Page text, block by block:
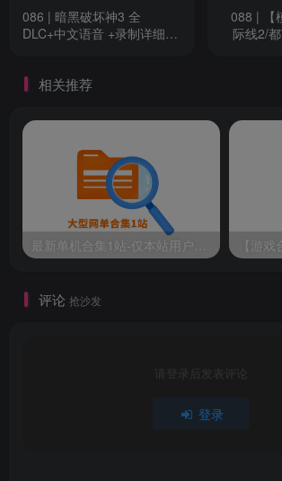
086 | 暗黑破坏神3 全
DLC+中文语音 +录制详细安
088 | 【
际线2/
相关推荐
评论 抢沙发
请登录后发表评论
登录